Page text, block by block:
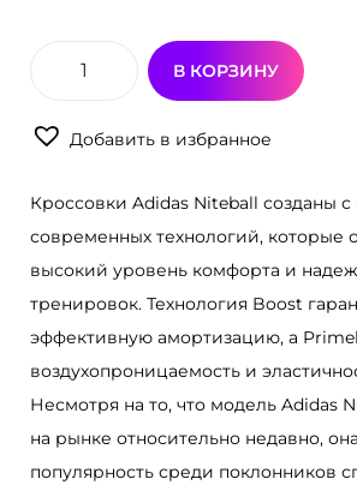
л
В КОРЗИНУ
Добавить в избранное
Кроссовки Adidas Niteball созданы
современных технологий, которые
высокий уровень комфорта и
тренировок. Технология Boost
эффективную амортизацию, а
воздухопроницаемость и
Несмотря на то, что модель Adidas
на рынке относительно недавно,
популярность среди поклонников